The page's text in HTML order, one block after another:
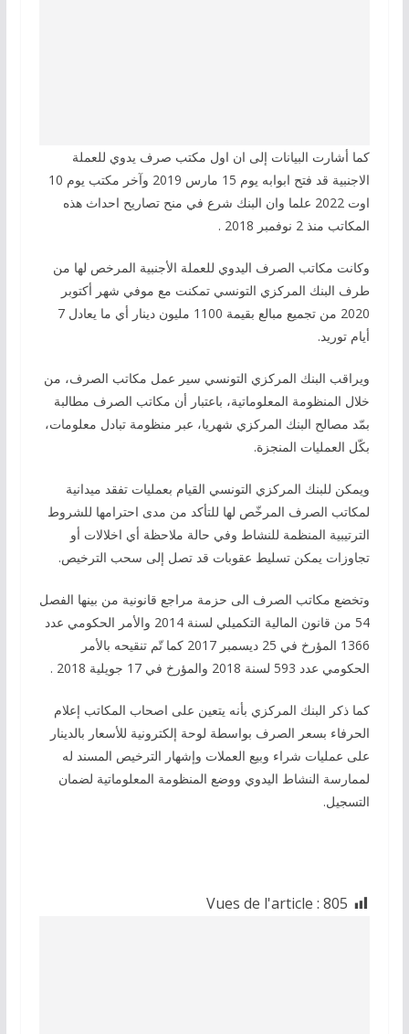
كما أشارت البيانات إلى ان اول مكتب صرف يدوي للعملة
الاجنبية قد فتح ابوابه يوم 15 مارس 2019 وآخر مكتب يوم 10
اوت 2022 علما وان البنك شرع في منح تصاريح احداث هذه
المكاتب منذ 2 نوفمبر 2018 .
وكانت مكاتب الصرف اليدوي للعملة الأجنبية المرخص لها من
طرف البنك المركزي التونسي تمكنت مع موفي شهر أكتوبر
2020 من تجميع مبالع بقيمة 1100 مليون دينار أي ما يعادل 7
أيام توريد.
ويراقب البنك المركزي التونسي سير عمل مكاتب الصرف، من
خلال المنظومة المعلوماتية، باعتبار أن مكاتب الصرف مطالبة
بمّد مصالح البنك المركزي شهريا، عبر منظومة تبادل معلومات،
بكّل العمليات المنجزة.
ويمكن للبنك المركزي التونسي القيام بعمليات تفقد ميدانية
لمكاتب الصرف المرخّص لها للتأكد من مدى احترامها للشروط
الترتيبية المنظمة للنشاط وفي حالة ملاحظة أي اخلالات أو
تجاوزات يمكن تسليط عقوبات قد تصل إلى سحب الترخيص.
وتخضع مكاتب الصرف الى حزمة مراجع قانونية من بينها الفصل
54 من قانون المالية التكميلي لسنة 2014 والأمر الحكومي عدد
1366 المؤرخ في 25 ديسمبر 2017 كما تّم تنقيحه بالأمر
الحكومي عدد 593 لسنة 2018 والمؤرخ في 17 جويلية 2018 .
كما ذكر البنك المركزي بأنه يتعين على اصحاب المكاتب إعلام
الحرفاء بسعر الصرف بواسطة لوحة إلكترونية للأسعار بالدينار
على عمليات شراء وبيع العملات وإشهار الترخيص المسند له
لممارسة النشاط اليدوي ووضع المنظومة المعلوماتية لضمان
التسجيل.
Vues de l'article : 805